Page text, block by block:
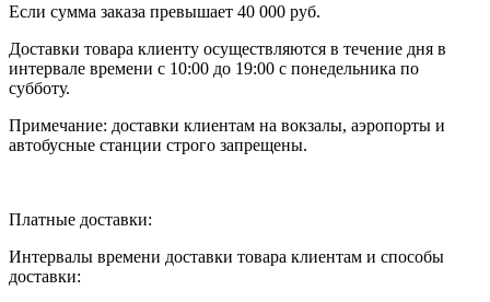
Если сумма заказа превышает 40 000 руб.
Доставки товара клиенту осуществляются в течение дня в
интервале времени с 10:00 до 19:00 с понедельника по
субботу.
Примечание: доставки клиентам на вокзалы, аэропорты и
автобусные станции строго запрещены.
Платные доставки:
Интервалы времени доставки товара клиентам и способы
доставки: